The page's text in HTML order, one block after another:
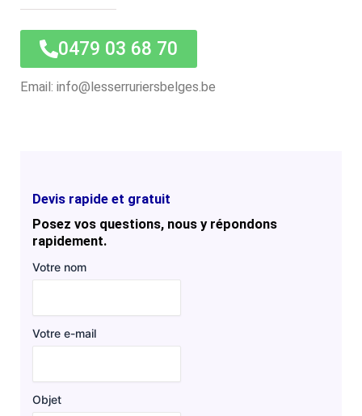
0479 03 68 70
Email: info@lesserruriersbelges.be
Devis rapide et gratuit
Posez vos questions, nous y répondons
rapidement.
Votre nom
Votre e-mail
Objet